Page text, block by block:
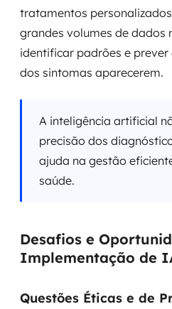
tratamentos
grandes volumes de dados
identificar padrões e
dos sintomas aparecerem.
A inteligência artificial
precisão dos
ajuda na gestão
saúde.
Desafios e
Implementação de
Questões Éticas e de